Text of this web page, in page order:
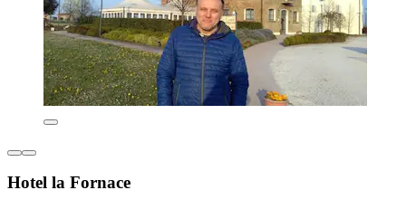
Hotel la Fornace